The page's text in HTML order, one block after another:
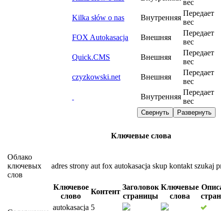
вес
Kilka słów o nas
Внутренняя
Передает
вес
FOX Autokasacja
Внешняя
Передает
вес
Quick.CMS
Внешняя
Передает
вес
czyzkowski.net
Внешняя
Передает
вес
Внутренняя
Передает
вес
Развернуть
Свернуть
Ключевые слова
Облако
ключевых
слов
adres strony aut fox autokasacja skup kontakt szukaj
Ключевое
слово
Контент
Заголовок
страницы
Ключевые
слова
autokasacja 5